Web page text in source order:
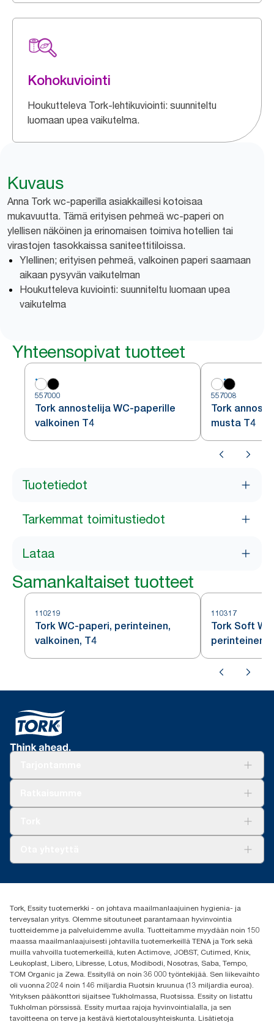
Kohokuviointi
Houkutteleva Tork-lehtikuviointi: suunniteltu
luomaan upea vaikutelma.
Kuvaus
Anna Tork wc-paperilla asiakkaillesi kotoisaa
mukavuutta. Tämä erityisen pehmeä wc-paperi on
ylellisen näköinen ja erinomaisen toimiva hotellien tai
virastojen tasokkaissa saniteettitiloissa.
Ylellinen; erityisen pehmeä, valkoinen paperi saamaan
aikaan pysyvän vaikutelman
Houkutteleva kuviointi: suunniteltu luomaan upea
vaikutelma
Yhteensopivat tuotteet
557000
Tork annostelija WC-paperille
valkoinen T4
557008
Tork
musta T4
Tuotetiedot
Tarkemmat toimitustiedot
Lataa
Samankaltaiset tuotteet
110219
Tork WC-paperi, perinteinen,
valkoinen, T4
110317
Tork Soft
perinteinen,
(+358) 9 5068 8222
Oy Essity Finland Ab
Revontulenkuja 1
02100 Espoo
Tork, Essity tuotemerkki - on johtava maailmanlaajuinen hygienia- ja
terveysalan yritys. Olemme sitoutuneet parantamaan hyvinvointia
tuotteidemme ja palveluidemme avulla. Tuotteitamme myydään noin 150
maassa maailmanlaajuisesti johtavilla tuotemerkeillä TENA ja Tork sekä
muilla vahvoilla tuotemerkeillä, kuten Actimove, JOBST, Cutimed, Knix,
Leukoplast, Libero, Libresse, Lotus, Modibodi, Nosotras, Saba, Tempo,
TOM Organic ja Zewa. Essityllä on noin 36 000 työntekijää. Sen liikevaihto
oli vuonna 2024 noin 146 miljardia Ruotsin kruunua (13 miljardia euroa).
Yrityksen pääkonttori sijaitsee Tukholmassa, Ruotsissa. Essity on listattu
Tukholman pörssissä. Essity murtaa rajoja hyvinvointialalla, ja sen
tavoitteena on terve ja kestävä kiertotalousyhteiskunta. Lisätietoja